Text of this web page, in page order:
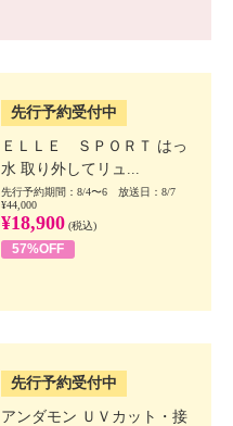
先行予約受付中
ＥＬＬＥ ＳＰＯＲＴ はっ
水 取り外してリュ...
先行予約期間：8/4〜6 放送日：8/7
¥44,000
¥18,900 (税込)
57%OFF
先行予約受付中
アンダモン ＵＶカット・接